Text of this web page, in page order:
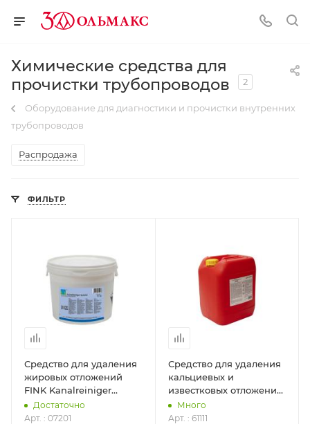
Химические средства для
прочистки трубопроводов
2
Оборудование для диагностики и прочистки внутренних
трубопроводов
Распродажа
ФИЛЬТР
Средство для удаления
жировых отложений
FINK Kanalreiniger
Spezial (1 кан. - 10 кг)
07201
Достаточно
Арт. : 07201
Средство для удаления
кальциевых и
известковых отложений
Кессель
ROTHENBERGER 61111
Много
Арт. : 61111